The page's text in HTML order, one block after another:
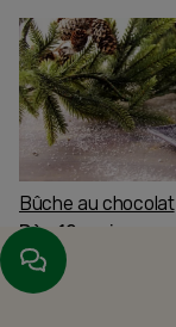
Bûche au chocolat
Dès 12 mois